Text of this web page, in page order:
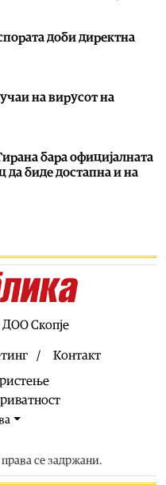
доби директна
на вирусот на
бара официјалната
да биде достапна и на
контроли во
и безбедноста
тони кокаин на брод
во проектот за
и Кипар
јужноамериканска
ДОО Скопје
Контакт
се задржани.